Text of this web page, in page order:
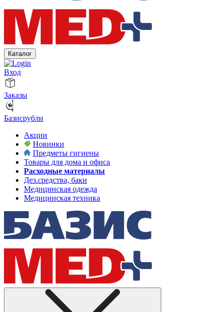
Каталог
Вход
Заказы
Базисрубли
Акции
Новинки
Предметы гигиены
Товары для дома и офиса
Расходные материалы
Дез.средства, баки
Медицинская одежда
Медицинская техника